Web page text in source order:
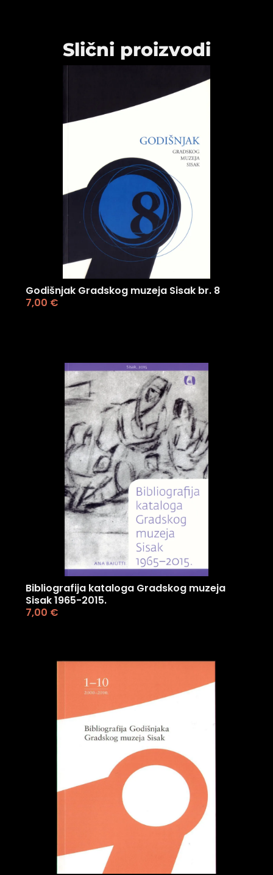
Slični proizvodi
Godišnjak Gradskog muzeja Sisak br. 8
7,00 €
Bibliografija kataloga Gradskog muzeja
Sisak 1965-2015.
7,00 €